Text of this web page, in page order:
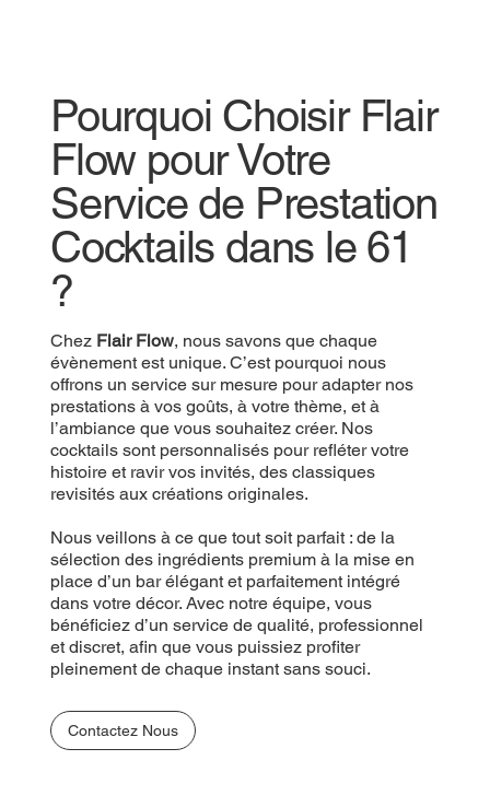
Pourquoi Choisir Flair
Flow pour Votre
Service de Prestation
Cocktails dans le 61
?
Chez Flair Flow, nous savons que chaque
évènement est unique. C’est pourquoi nous
offrons un service sur mesure pour adapter nos
prestations à vos goûts, à votre thème, et à
l’ambiance que vous souhaitez créer. Nos
cocktails sont personnalisés pour refléter votre
histoire et ravir vos invités, des classiques
revisités aux créations originales.
Nous veillons à ce que tout soit parfait : de la
sélection des ingrédients premium à la mise en
place d’un bar élégant et parfaitement intégré
dans votre décor. Avec notre équipe, vous
bénéficiez d’un service de qualité, professionnel
et discret, afin que vous puissiez profiter
pleinement de chaque instant sans souci.
Contactez Nous